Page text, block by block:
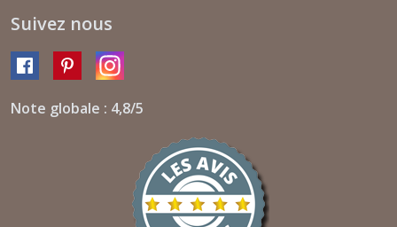
Suivez nous
Note globale : 4,8/5